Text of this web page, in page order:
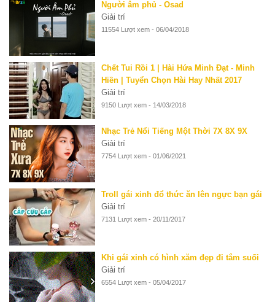
Người âm phủ - Osad
Giải trí
11554 Lượt xem - 06/04/2018
Chết Tui Rồi 1 | Hài Hứa Minh Đạt - Minh
Hiền | Tuyển Chọn Hài Hay Nhất 2017
Giải trí
9150 Lượt xem - 14/03/2018
Nhạc Trẻ Nổi Tiếng Một Thời 7X 8X 9X
Giải trí
7754 Lượt xem - 01/06/2021
Troll gái xinh đổ thức ăn lên ngực bạn gái
Giải trí
7131 Lượt xem - 20/11/2017
Khi gái xinh có hình xăm đẹp đi tắm suối
Giải trí
6554 Lượt xem - 05/04/2017